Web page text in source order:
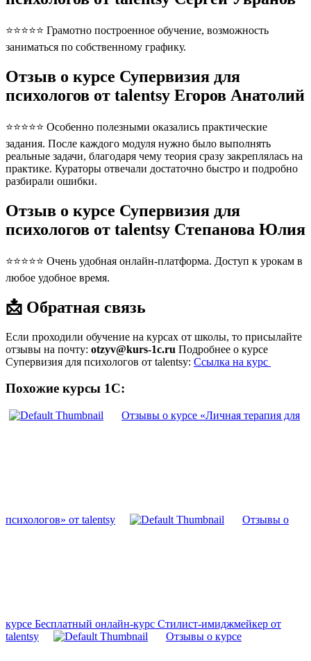
⭐⭐⭐⭐⭐ Грамотно построенное обучение, возможность
заниматься по собственному графику.
Отзыв о курсе Супервизия для
психологов от talentsy Егоров Анатолий
⭐⭐⭐⭐⭐ Особенно полезными оказались практические
задания. После каждого модуля нужно было выполнять
реальные задачи, благодаря чему теория сразу закреплялась на
практике. Кураторы отвечали достаточно быстро и подробно
разбирали ошибки.
Отзыв о курсе Супервизия для
психологов от talentsy Степанова Юлия
⭐⭐⭐⭐⭐ Очень удобная онлайн-платформа. Доступ к урокам в
любое удобное время.
📩 Обратная связь
Если проходили обучение на курсах от школы, то присылайте
отзывы на почту: otzyv@kurs-1c.ru Подробнее о курсе
Супервизия для психологов от talentsy: Ссылка на курс
Похожие курсы 1С:
Отзывы о курсе «Личная терапия для
психологов» от talentsy Отзывы о
курсе Бесплатный онлайн-курс Стилист-имиджмейкер от
talentsy
Отзывы о курсе